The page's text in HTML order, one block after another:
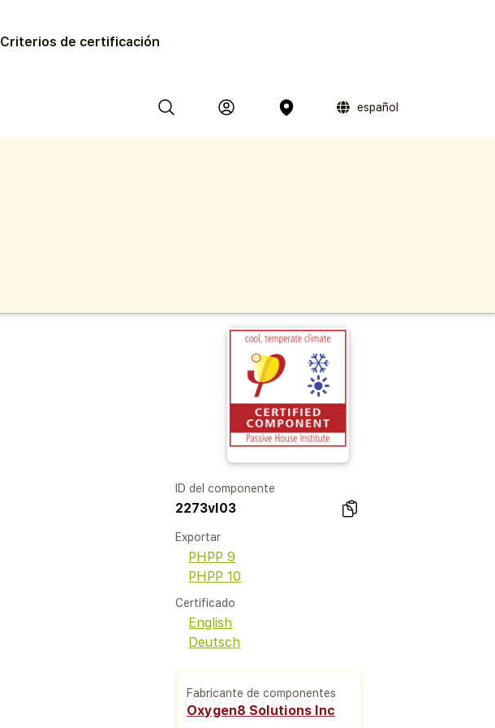
Criterios de certificación
español
ID del componente
2273vl03
Exportar
PHPP 9
PHPP 10
Certificado
English
Deutsch
Fabricante de componentes
Oxygen8 Solutions Inc